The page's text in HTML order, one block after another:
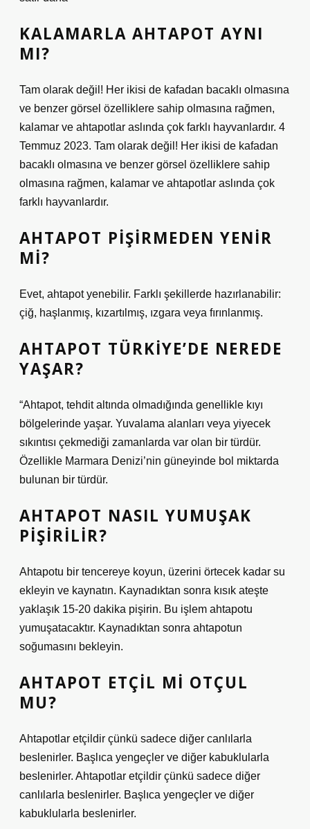
KALAMARLA AHTAPOT AYNI
MI?
Tam olarak değil! Her ikisi de kafadan bacaklı olmasına
ve benzer görsel özelliklere sahip olmasına rağmen,
kalamar ve ahtapotlar aslında çok farklı hayvanlardır. 4
Temmuz 2023. Tam olarak değil! Her ikisi de kafadan
bacaklı olmasına ve benzer görsel özelliklere sahip
olmasına rağmen, kalamar ve ahtapotlar aslında çok
farklı hayvanlardır.
AHTAPOT PIŞIRMEDEN YENIR
MI?
Evet, ahtapot yenebilir. Farklı şekillerde hazırlanabilir:
çiğ, haşlanmış, kızartılmış, ızgara veya fırınlanmış.
AHTAPOT TÜRKIYE’DE NEREDE
YAŞAR?
“Ahtapot, tehdit altında olmadığında genellikle kıyı
bölgelerinde yaşar. Yuvalama alanları veya yiyecek
sıkıntısı çekmediği zamanlarda var olan bir türdür.
Özellikle Marmara Denizi’nin güneyinde bol miktarda
bulunan bir türdür.
AHTAPOT NASIL YUMUŞAK
PIŞIRILIR?
Ahtapotu bir tencereye koyun, üzerini örtecek kadar su
ekleyin ve kaynatın. Kaynadıktan sonra kısık ateşte
yaklaşık 15-20 dakika pişirin. Bu işlem ahtapotu
yumuşatacaktır. Kaynadıktan sonra ahtapotun
soğumasını bekleyin.
AHTAPOT ETÇIL MI OTÇUL
MU?
Ahtapotlar etçildir çünkü sadece diğer canlılarla
beslenirler. Başlıca yengeçler ve diğer kabuklularla
beslenirler. Ahtapotlar etçildir çünkü sadece diğer
canlılarla beslenirler. Başlıca yengeçler ve diğer
kabuklularla beslenirler.